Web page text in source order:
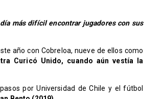
más difícil encontrar jugadores con sus
año con Cobreloa, nueve de ellos como
Curicó Unido, cuando aún vestía la
por Universidad de Chile y el fútbol